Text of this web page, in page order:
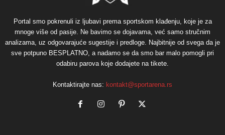
Portal smo pokrenuli iz ljubavi prema sportskom klađenju, koje je za
mnoge više od pasije. Ne bavimo se dojavama, već samo stručnim
analizama, uz odgovarajuće sugestije i predloge. Najbitnije od svega da je
sve potpuno BESPLATNO, a nadamo se da smo bar malo pomogli pri
odabiru parova koje dodajete na tikete.
Kontaktirajte nas: kontakt@sportarena.rs